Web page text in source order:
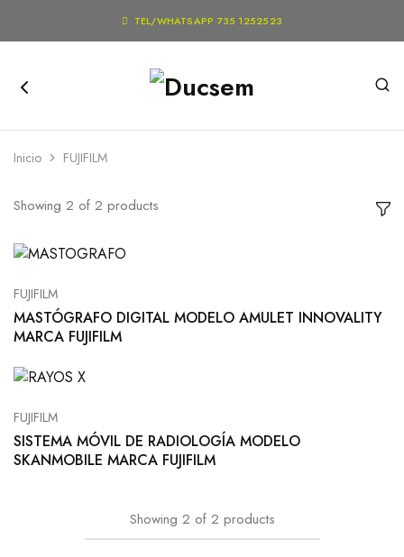
 TEL/WHATSAPP 735 1252523
Inicio FUJIFILM
Showing 2 of 2 products
FUJIFILM
MASTÓGRAFO DIGITAL MODELO AMULET INNOVALITY
MARCA FUJIFILM
FUJIFILM
SISTEMA MÓVIL DE RADIOLOGÍA MODELO
SKANMOBILE MARCA FUJIFILM
Showing 2 of 2 products